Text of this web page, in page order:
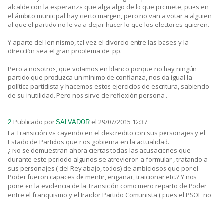
alcalde con la esperanza que alga algo de lo que promete, pues en
el ámbito municipal hay cierto margen, pero no van a votar a alguien
al que el partido no le va a dejar hacer lo que los electores quieren.
Y aparte del leninismo, tal vez el divorcio entre las bases y la
dirección sea el gran problema del pp.
Pero a nosotros, que votamos en blanco porque no hay ningún
partido que produzca un mínimo de confianza, nos da igual la
política partidista y hacemos estos ejercicios de escritura, sabiendo
de su inutilidad. Pero nos sirve de reflexión personal.
2.Publicado por SALVADOR el 29/07/2015 12:37
La Transición va cayendo en el descredito con sus personajes y el
Estado de Partidos que nos gobierna en la actualidad.
¿ No se demuestran ahora ciertas todas las acusaciones que
durante este periodo algunos se atrevieron a formular , tratando a
sus personajes ( del Rey abajo, todos) de ambiciosos que por el
Poder fueron capaces de mentir, engañar, traicionar etc.? Y nos
pone en la evidencia de la Transición como mero reparto de Poder
entre el franquismo y el traidor Partido Comunista ( pues el PSOE no